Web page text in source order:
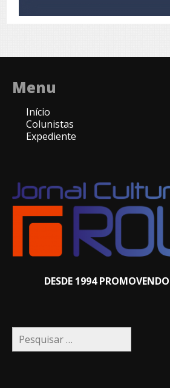
Menu
Início
Colunistas
Expediente
DESDE 1994
Pesquisar
por: